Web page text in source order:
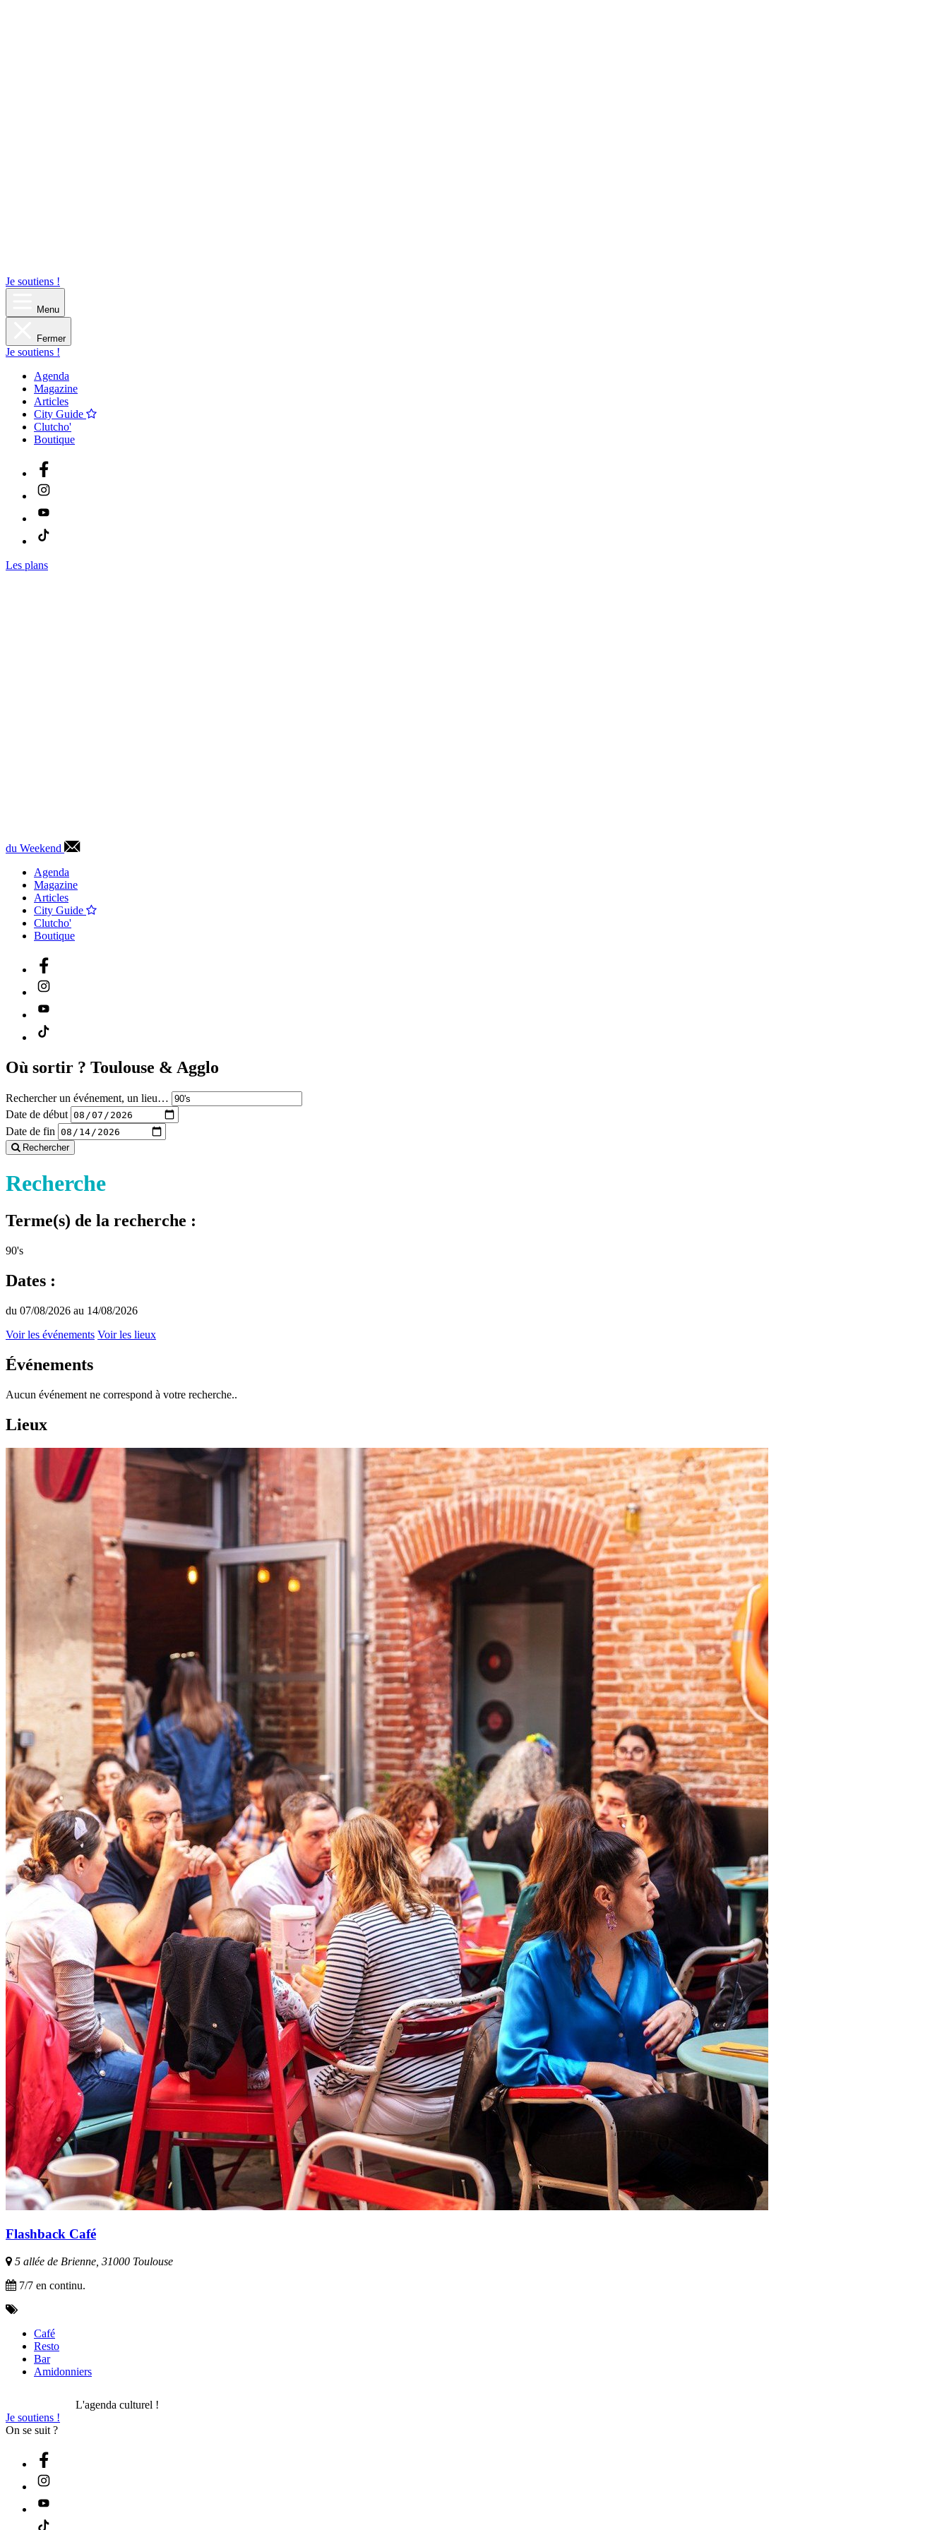
Je soutiens !
Menu
Fermer
Je soutiens !
Agenda
Magazine
Articles
City Guide
Clutcho'
Boutique
Les plans
du Weekend
Agenda
Magazine
Articles
City Guide
Clutcho'
Boutique
Où sortir ? Toulouse & Agglo
Rechercher un événement, un lieu…
Date de début
Date de fin
Rechercher
Recherche
Terme(s) de la recherche :
90's
Dates :
du 07/08/2026 au 14/08/2026
Voir les événements Voir les lieux
Événements
Aucun événement ne correspond à votre recherche..
Lieux
Flashback Café
5 allée de Brienne, 31000 Toulouse
7/7 en continu.
Café
Resto
Bar
Amidonniers
L'agenda culturel !
Je soutiens !
On se suit ?